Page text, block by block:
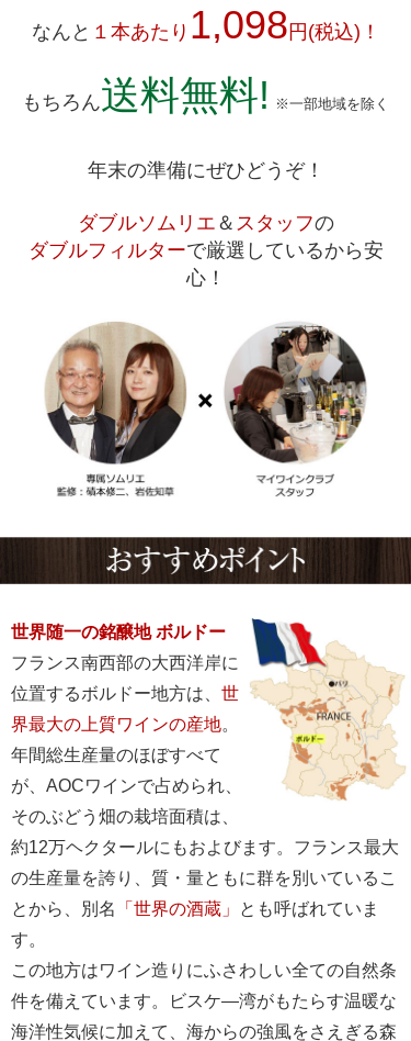
なんと １本あたり 1,098円(税込)！
もちろん送料無料! ※一部地域を除く
年末の準備にぜひどうぞ！
ダブルソムリエ ＆ スタッフの
ダブルフィルターで厳選しているから安
心！
世界随一の銘醸地 ボルドー
フランス南西部の大西洋岸に
位置するボルドー地方は、 世
界最大の上質ワインの産地。
年間総生産量のほぼすべて
が、AOCワインで占められ、
そのぶどう畑の栽培面積は、
約12万ヘクタールにもおよびます。フランス最大
の生産量を誇り、質・量ともに群を別いているこ
とから、別名
「世界の酒蔵」
とも呼ばれていま
す。
この地方はワイン造りにふさわしい全ての自然条
件を備えています。ビスケ―湾がもたらす温暖な
海洋性気候に加えて、海からの強風をさえぎる森